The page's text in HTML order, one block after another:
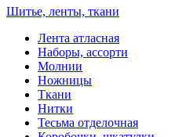
Шитье, ленты, ткани
Лента атласная
Наборы, ассорти
Молнии
Ножницы
Ткани
Нитки
Тесьма отделочная